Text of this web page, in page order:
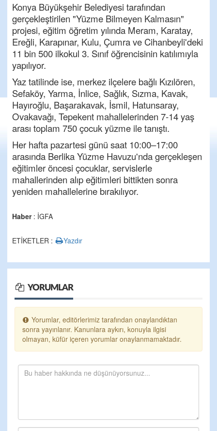
Konya Büyükşehir Belediyesi tarafından
gerçekleştirilen "Yüzme Bilmeyen Kalmasın"
projesi, eğitim öğretim yılında Meram, Karatay,
Ereğli, Karapınar, Kulu, Çumra ve Cihanbeyli'deki
11 bin 500 ilkokul 3. Sınıf öğrencisinin katılımıyla
yapılıyor.
Yaz tatilinde ise, merkez ilçelere bağlı Kızılören,
Sefaköy, Yarma, İnlice, Sağlık, Sızma, Kavak,
Hayıroğlu, Başarakavak, İsmil, Hatunsaray,
Ovakavağı, Tepekent mahallelerinden 7-14 yaş
arası toplam 750 çocuk yüzme ile tanıştı.
Her hafta pazartesi günü saat 10:00–17:00
arasında Berlika Yüzme Havuzu'nda gerçekleşen
eğitimler öncesi çocuklar, servislerle
mahallerinden alıp eğitimleri bittikten sonra
yeniden mahallelerine bırakılıyor.
Haber: İGFA
ETİKETLER : Yazdır
YORUMLAR
Yorumlar, editörlerimiz tarafından onaylandıktan
sonra yayınlanır. Kanunlara aykırı, konuyla ilgisi
olmayan, küfür içeren yorumlar onaylanmamaktadır.